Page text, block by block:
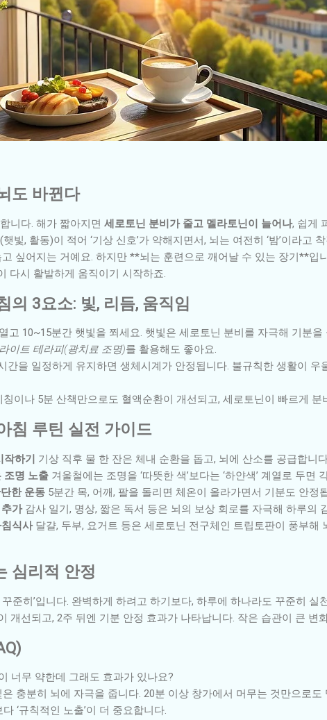
도 바뀐다
니다. 해가 짧아지면 세로토닌 분비가 줄고 멜라토닌이 늘어나, 쉽게
빛, 활동)이 적어 ‘기상 신호’가 약해지면서, 뇌는 여전히 ‘밤’이라고
싶어지는 거예요. 하지만 **뇌는 훈련으로 깨어날 수 있는 장기**입
다시 활발하게 움직이기 시작하죠.
의 3요소: 빛, 리듬, 움직임
고 10~15분간 햇빛을 쬐세요. 햇빛은 세로토닌 분비를 자극해 기분을
이트 테라피(광치료 조명)를 활용해도 좋아요.
간을 일정하게 유지하면 생체시계가 안정됩니다. 불규칙한 생활이 우
이나 5분 산책만으로도 혈액순환이 개선되고, 세로토닌이 빠르게 분
침 루틴 실전 가이드
하기
기상 직후 물 한 잔은 체내 순환을 돕고, 뇌에 산소를 공급합니
조명 노출 겨울철에는 조명을 ‘따뜻한 색’보다는 ‘하얀색’ 계열로 두면
한 운동 5분간 목, 어깨, 팔을 돌리면 체온이 올라가면서 기분도 안정
가감사 일기, 명상, 짧은 독서 등은 뇌의 보상 회로를 자극해 하루의
식사달걀, 두부, 요거트 등은 세로토닌 전구체인 트립토판이 풍부해
심리적 안정
준히’입니다. 완벽하게 하려고 하기보다, 하루에 하나라도 꾸준히 실
개선되고, 2주 뒤엔 기분 안정 효과가 나타납니다. 작은 습관이 큰 변
너무 약한데 그래도 효과가 있나요?
충분히 뇌에 자극을 줍니다. 20분 이상 창가에서 머무는 것만으로도
‘규칙적인 노출’이 더 중요합니다.